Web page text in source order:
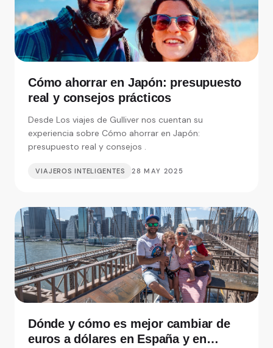
Cómo ahorrar en Japón: presupuesto
real y consejos prácticos
Desde Los viajes de Gulliver nos cuentan su
experiencia sobre Cómo ahorrar en Japón:
presupuesto real y consejos .
VIAJEROS INTELIGENTES 28 MAY 2025
Dónde y cómo es mejor cambiar de
euros a dólares en España y en